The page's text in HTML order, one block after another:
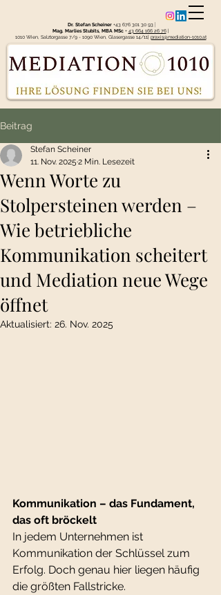
Dr. Stefan Scheiner +43 676 301 30 93 |
Mag. Marlies Stubits, MBA MSc + 43 664 166 26 76|
1010 Wien, Salztorgasse 7/9 - 1090 Wien, Glasergasse 14/11| praxis@mediation-1010.at
Beitrag
Wenn Worte zu
Stolpersteinen werden –
Wie betriebliche
Kommunikation scheitert
und Mediation neue Wege
öffnet
Stefan Scheiner
11. Nov. 2025 2 Min. Lesezeit
Aktualisiert: 26. Nov. 2025
Kommunikation – das Fundament,
das oft bröckelt
In jedem Unternehmen ist
Kommunikation der Schlüssel zum
Erfolg. Doch genau hier liegen häufig
die größten Fallstricke.